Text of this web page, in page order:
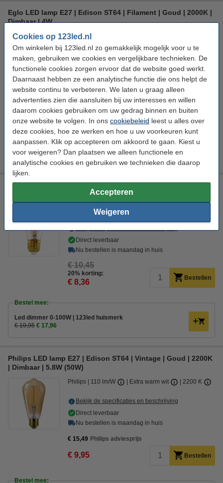
Cookies op 123led.nl
Om winkelen bij 123led.nl zo gemakkelijk mogelijk voor u te
maken, gebruiken we cookies en vergelijkbare technieken. De
functionele cookies zorgen ervoor dat de website goed werkt.
Daarnaast hebben ze een analytische functie die ons helpt de
website continu te verbeteren. We laten u graag alleen
advertenties zien die aansluiten bij uw interesses en willen
daarom cookies gebruiken om uw gedrag binnen en buiten
onze website te volgen. In ons cookiebeleid leest u alles over
deze cookies, hoe ze werken en hoe u uw voorkeuren kunt
aanpassen. Klik op accepteren om akkoord te gaan. Kiest u
voor weigeren? Dan plaatsen we alleen functionele en
analytische cookies en gebruiken we technieken die daarop
lijken.
Accepteren
Weigeren
Eglo LED lamp E27 | Edison ST64 | Filament | Goud | 2000K |
Dimbaar | 4W
Eglo 61 lm/W
Bekijk de specificaties en beschrijving
Direct leverbaar
Nu bestellen is maandag in huis
€ 13,45
20% korting:
€ 10,76
Bestel mee:
Led dimmer 0-100W | 123led huismerk
€ 19,95 € 17,96
Eglo LED lamp E27 | Edison ST48 | Filament | Goud | 2000K |
36 lm/W Extra warm wit
Direct leverbaar
Nu bestellen is maandag in huis
€ 10,45
20% korting:
€ 8,36 Bestellen
Bestel mee:
Led dimmer 0-100W | 123led huismerk
€ 19,95 € 17,96
Philips LED lamp E27 | Edison ST64 | Vintage | Goud | 2200K
| Dimbaar | 5.8W (50W)
Philips 110 lm/W Extra warm wit 2200 K
Bekijk de specificaties en beschrijving
Direct leverbaar
Nu bestellen is maandag in huis
€ 15,49 Philips adviesprijs
€ 9,95 Bestellen
Bestel mee: